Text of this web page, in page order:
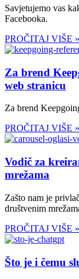
Savjetujemo vas
Facebooka.
PROČITAJ VIŠE »
Za brend
web stranicu
Za brend
PROČITAJ VIŠE »
Vodič za
mrežama
Zašto nam je
društvenim
PROČITAJ VIŠE »
Što je i čemu